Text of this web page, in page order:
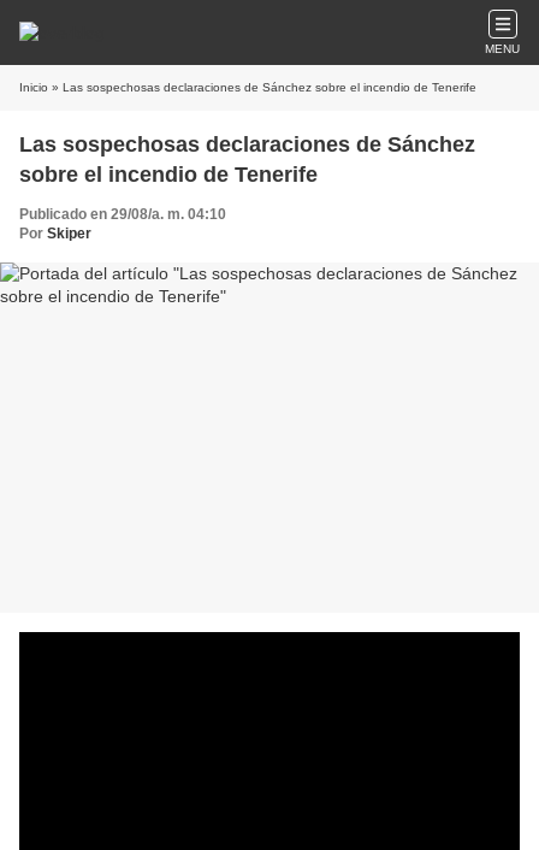
MENU
Inicio » Las sospechosas declaraciones de Sánchez sobre el incendio de Tenerife
Las sospechosas declaraciones de Sánchez
sobre el incendio de Tenerife
Publicado en 29/08/a. m. 04:10
Por Skiper